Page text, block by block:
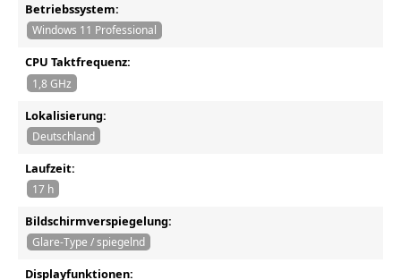
Betriebssystem:
Windows 11 Professional
CPU Taktfrequenz:
1,8 GHz
Lokalisierung:
Deutschland
Laufzeit:
17 h
Bildschirmverspiegelung:
Glare-Type / spiegelnd
Displayfunktionen: